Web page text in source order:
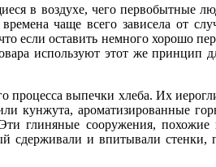
в воздухе, чего первобытные
чаще всего зависела от
если оставить немного хорошо
используют этот же принцип
процесса выпечки хлеба. Их
кунжута, ароматизированные
глиняные сооружения,
сдерживали и впитывали стенки,